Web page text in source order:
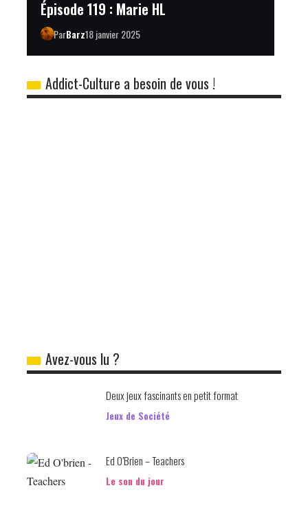
Épisode 119 : Marie HL
ParBarz18 janvier 2025
Addict-Culture a besoin de vous !
Avez-vous lu ?
Deux jeux fascinants en petit format
Jeux de Société
Ed O’Brien – Teachers
Le son du jour